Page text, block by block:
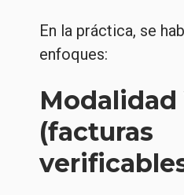
En la práctica, se
enfoques:
(facturas